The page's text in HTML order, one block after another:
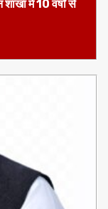
शाखा में 10 वर्षों से